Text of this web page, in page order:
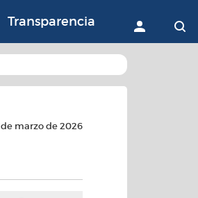
Transparencia Acceder
marzo de 2026